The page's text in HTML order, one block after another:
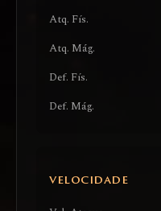
Atq. Fís.
Atq. Mág.
Def. Fís.
Def. Mág.
VELOCIDADE